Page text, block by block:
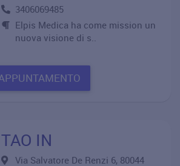
3406069485
Elpis Medica ha come mission un
nuova visione di s..
TAO IN
Via Salvatore De Renzi 6, 80044